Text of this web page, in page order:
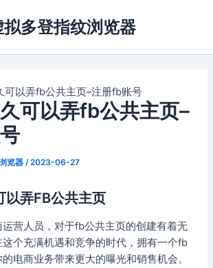
多登指纹浏览器
可以弄fb公共主页–注册fb账号
可以弄fb公共主页–
览器 /2023-06-27
以弄FB公共主页
营人员，对于fb公共主页的创建有着无
这个充满机遇和竞争的时代，拥有一个fb
电商业务带来更大的曝光和销售机会。